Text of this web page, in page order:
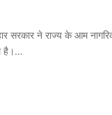
ने राज्य के आम
है।…